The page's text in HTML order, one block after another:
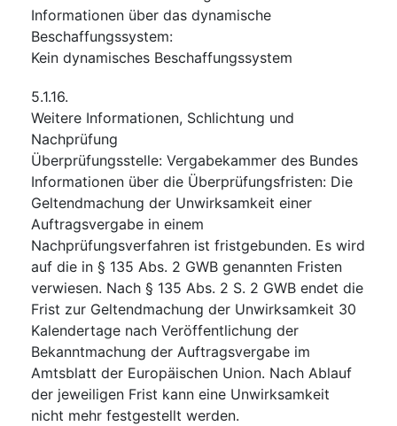
Informationen über das dynamische
Beschaffungssystem:
Kein dynamisches Beschaffungssystem
5.1.16.
Weitere Informationen, Schlichtung und
Nachprüfung
Überprüfungsstelle: Vergabekammer des Bundes
Informationen über die Überprüfungsfristen: Die
Geltendmachung der Unwirksamkeit einer
Auftragsvergabe in einem
Nachprüfungsverfahren ist fristgebunden. Es wird
auf die in § 135 Abs. 2 GWB genannten Fristen
verwiesen. Nach § 135 Abs. 2 S. 2 GWB endet die
Frist zur Geltendmachung der Unwirksamkeit 30
Kalendertage nach Veröffentlichung der
Bekanntmachung der Auftragsvergabe im
Amtsblatt der Europäischen Union. Nach Ablauf
der jeweiligen Frist kann eine Unwirksamkeit
nicht mehr festgestellt werden.